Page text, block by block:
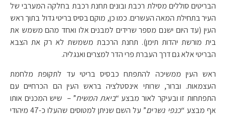
הבריטים סוללים מסילת רכבת ובונים תחנת רכבת בחלקה המערבי של
העיר בתחילת המאה העשרים. כמו כן, מוקם בסיס בריטי גדול בתוך ראש
העין (עד היום ישנם מספר שרידים למבנים אלו ואחד מהם משמש את
בית מורשת יהדות תימן). תחנת הרכבת משמשת לא רק את הצבא
הבריטי אלא גם דרך העברת פרי הדר למצרים ואנגליה.
ראש העין ממשיכה להתפתח כבסיס בריטי עד לתקופת מלחמת
העצמאות. וברור, שרותי אינסטלציה בראש העין הם הכרחיים עם
התפתחות זו ובעיקר לאור מבצע “ביאת המשיח” – שיש המכנים אותו
אף מבצע “כנפי נשרים
” על השם שניתן למטוסים שהעלו כ-47 מיהודי